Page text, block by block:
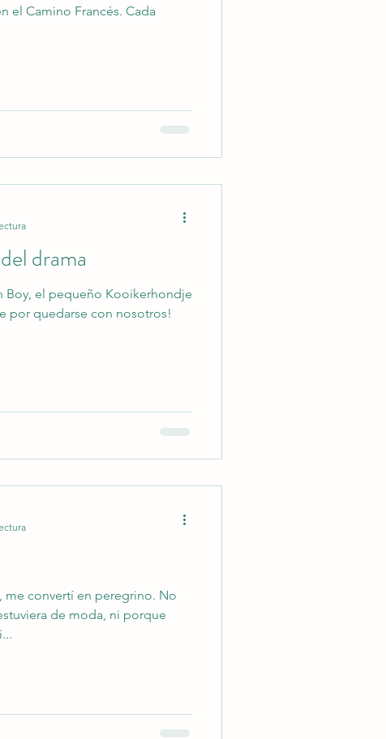
el Camino Francés. Cada
drama
Boy, el pequeño Kooikerhondje
por quedarse con nosotros!
me convertí en peregrino. No
de moda, ni porque